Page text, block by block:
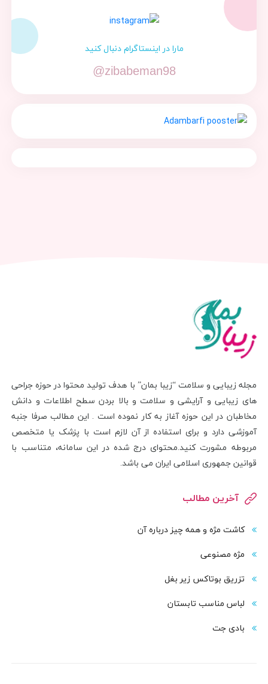
مارا در اینستاگرام دنبال کنید
@zibabeman98
مجله زیبایی و سلامت “زیبا بمان” با هدف تولید محتوا در حوزه جراحی
های زیبایی و آرایشی و سلامت و بالا بردن سطح اطلاعات و دانش
مخاطبان در این حوزه آغاز به کار نموده است . این مطالب صرفا جنبه
آموزشی دارد و برای استفاده از آن لازم است با پزشک یا متخصص
مربوطه مشورت کنید.محتوای درج شده در این سامانه، متناسب با
قوانین جمهوری اسلامی ایران می باشد.
آخرین مطالب
کاشت مژه و همه چیز درباره آن
مژه مصنوعی
تزریق بوتاکس زیر بغل
لباس مناسب تابستان
بادی‌ جت